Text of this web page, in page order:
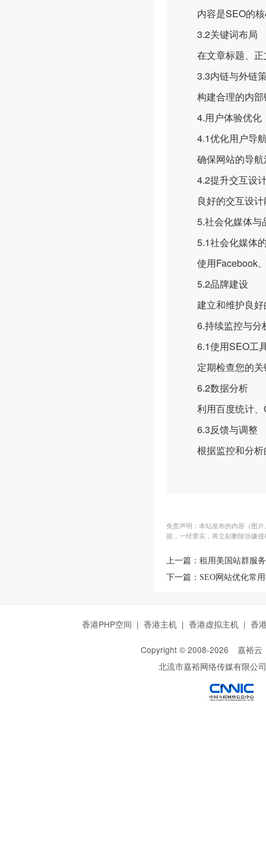
内容是SEO的核
3.2关键词布局
在文章标题、正
3.3内链与外链
构建合理的内部
4.用户体验优化
4.1优化用户导
确保网站的导航
4.2提升交互设
良好的交互设计
5.社会化媒体与
5.1社会化媒体
使用Facebook、
5.2品牌建设
建立和维护良好
6.持续监控与分
6.1使用SEO工
定期检查您的关
6.2数据分析
利用百度统计、
6.3反馈与调整
根据监控和分析
免责声明：本站发布的内容（图
据，一经查实，将立刻删除涉嫌
上一篇： 租用美国站群服
下一篇： SEO网站优化常
香港PHP空间 | 香港主机 | 香港虚拟主机 | 香
Copyright © 2008-2026 嘉裕云
北流市嘉裕网络传媒有限公司